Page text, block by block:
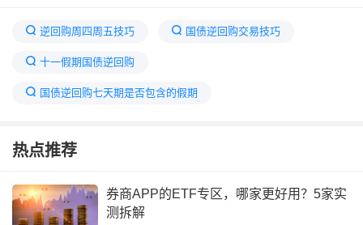
逆回购周四周五技巧 国债逆回购交易技巧
十一假期国债逆回购
国债逆回购七天期是否包含的假期
国债逆回购假期为什么没利息
养老国债正式上线开售 国债逆回购手续费如何收取
国债逆回购1000元一天能赚多少
热点推荐
券商APP的ETF专区，哪家更好用？5家实
测拆解